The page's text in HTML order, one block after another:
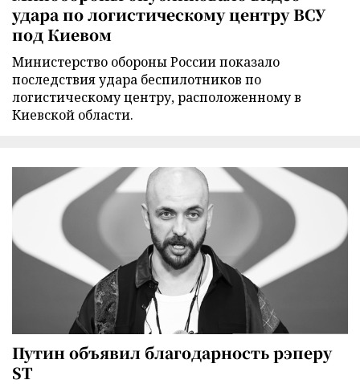
удара по логистическому центру ВСУ
под Киевом
Министерство обороны России показало
последствия удара беспилотников по
логистическому центру, расположенному в
Киевской области.
Путин объявил благодарность рэперу
ST